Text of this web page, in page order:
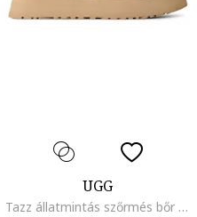
UGG
Tazz állatmintás szőrmés bőr papucs, Barna/Krémszín